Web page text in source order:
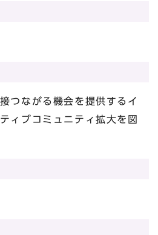
つながる機会を提供するイ
ィブコミュニティ拡大を図